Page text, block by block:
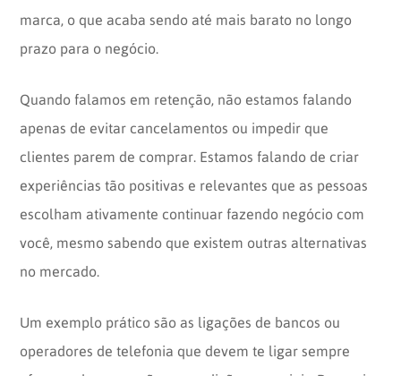
marca, o que acaba sendo até mais barato no longo
prazo para o negócio.
Quando falamos em retenção, não estamos falando
apenas de evitar cancelamentos ou impedir que
clientes parem de comprar. Estamos falando de criar
experiências tão positivas e relevantes que as pessoas
escolham ativamente continuar fazendo negócio com
você, mesmo sabendo que existem outras alternativas
no mercado.
Um exemplo prático são as ligações de bancos ou
operadores de telefonia que devem te ligar sempre